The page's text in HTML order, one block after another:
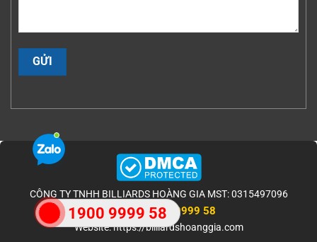
1900 9999 58
CÔNG TY TNHH BILLIARDS HOÀNG GIA MST: 0315497096
HOTLINE: 1900 9999 58
Website: https://billiardshoanggia.com